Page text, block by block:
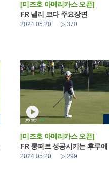
[미즈호 아메리카스 오픈]
FR 넬리 코다 주요장면
2024.05.20 370
[미즈호 아메리카스 오픈]
FR 롱퍼트 성공시키는 후루에
2024.05.20 299